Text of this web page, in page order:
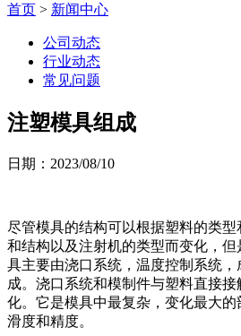
首页 > 新闻中心
公司动态
行业动态
常见问题
注塑模具组成
日期：2023/08/10
尽管模具的结构可以根据塑料的类
和结构以及注射机的类型而变化，
具主要由浇口系统，温度控制系统，
成。浇口系统和模制件与塑料直接
化。它是模具中最复杂，变化最大
滑度和精度。